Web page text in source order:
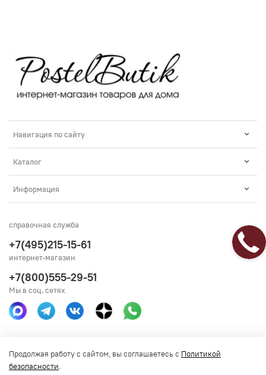
Навигация по сайту
Каталог
Информация
Получить консультацию
справочная служба
+7(495)215-15-61
интернет-магазин
+7(800)555-29-51
Мы в соц. сетях
Продолжая работу с сайтом, вы соглашаетесь с Политикой
безопасности.